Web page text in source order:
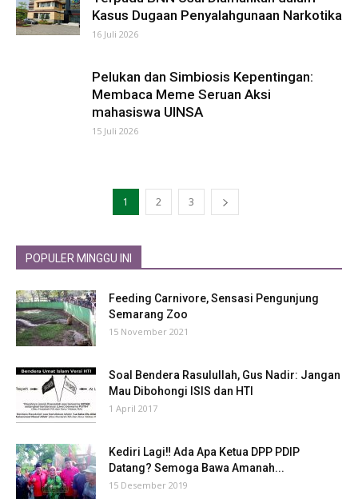
Kasus Dugaan Penyalahgunaan Narkotika
16 Juli 2026
Pelukan dan Simbiosis Kepentingan:
Membaca Meme Seruan Aksi
mahasiswa UINSA
15 Juli 2026
1 2 3
POPULER MINGGU INI
Feeding Carnivore, Sensasi Pengunjung
Semarang Zoo
15 November 2021
Soal Bendera Rasulullah, Gus Nadir: Jangan
Mau Dibohongi ISIS dan HTI
1 April 2017
Kediri Lagi‼ Ada Apa Ketua DPP PDIP
Datang? Semoga Bawa Amanah...
15 Desember 2019